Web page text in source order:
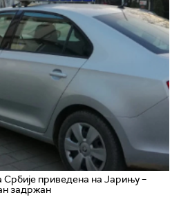
приведена на Јарињу –
задржан